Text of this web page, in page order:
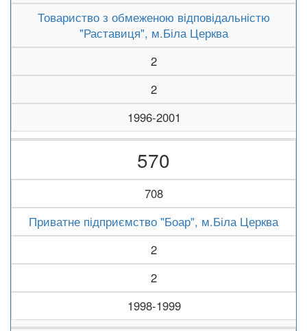
Товариство з обмеженою відповідальністю
"Раставиця", м.Біла Церква
2
2
1996-2001
570
708
Приватне підприємство "Боар", м.Біла Церква
2
2
1998-1999